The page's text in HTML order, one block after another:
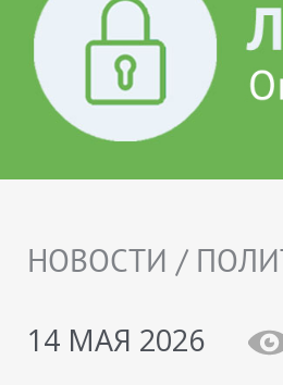
НОВОСТИ /
14 МАЯ 2026